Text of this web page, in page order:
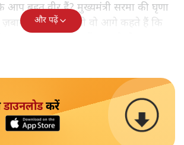
आप बहुत वीर हैं? मुख्यमंत्री सरमा की घृणा
ज़बान यहीं नहीं रुकती वो आगे कहते हैं कि
और पढ़ें
डाउनलोडकरें